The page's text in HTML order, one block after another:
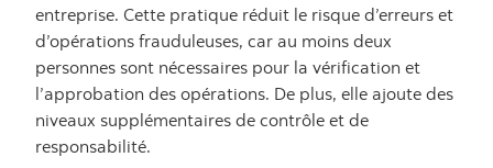
entreprise. Cette pratique réduit le risque d’erreurs et
d’opérations frauduleuses, car au moins deux
personnes sont nécessaires pour la vérification et
l’approbation des opérations. De plus, elle ajoute des
niveaux supplémentaires de contrôle et de
responsabilité.